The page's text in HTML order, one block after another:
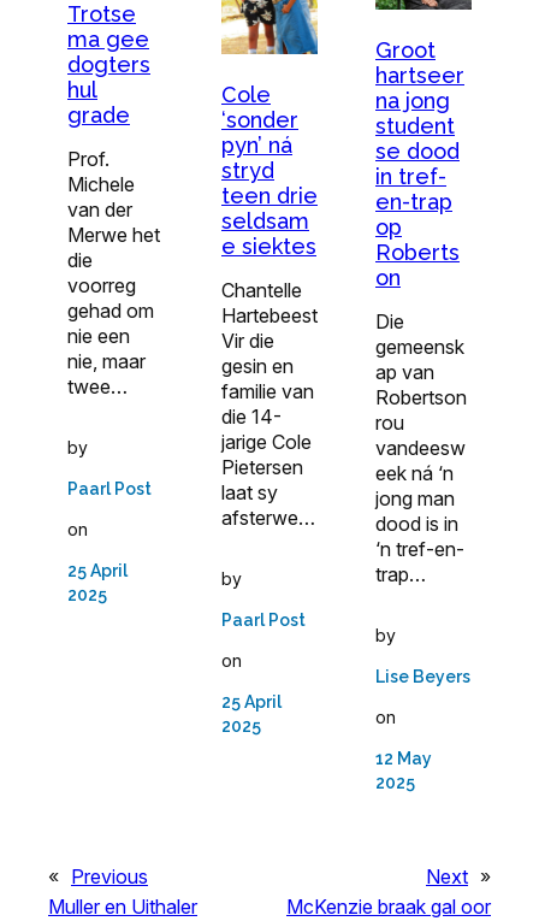
Trotse
ma gee
dogters
hul
grade
Prof.
Michele
van der
Merwe het
die
voorreg
gehad om
nie een
nie, maar
twee…
by
Paarl Post
on
25 April
2025
Cole
‘sonder
pyn’ ná
stryd
teen drie
seldsam
e siektes
Chantelle
Hartebeest
Vir die
gesin en
familie van
die 14-
jarige Cole
Pietersen
laat sy
afsterwe…
by
Paarl Post
on
25 April
2025
Groot
hartseer
na jong
student
se dood
in tref-
en-trap
op
Roberts
on
Die
gemeensk
ap van
Robertson
rou
vandeesw
eek ná ‘n
jong man
dood is in
‘n tref-en-
trap…
by
Lise Beyers
on
12 May
2025
« Previous
Muller en Uithaler
Next »
McKenzie braak gal oor